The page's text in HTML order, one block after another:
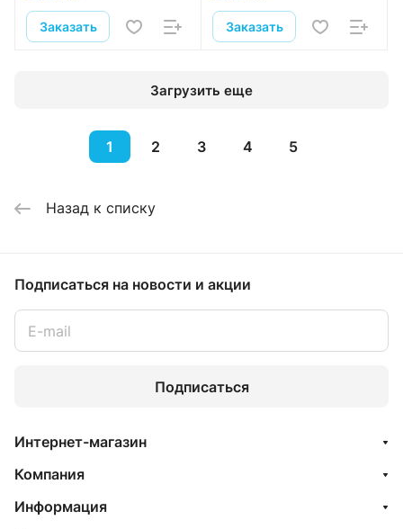
Заказать Заказать
Загрузить еще
1 2 3 4 5
Назад к списку
Подписаться на новости и акции
Подписаться
Интернет-магазин
Компания
Информация